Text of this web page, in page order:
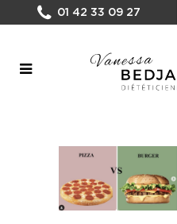
01 42 33 09 27